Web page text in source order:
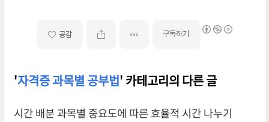
공감 구독하기
'자격증 과목별 공부법' 카테고리의 다른 글
시간 배분 과목별 중요도에 따른 효율적 시간 나누기